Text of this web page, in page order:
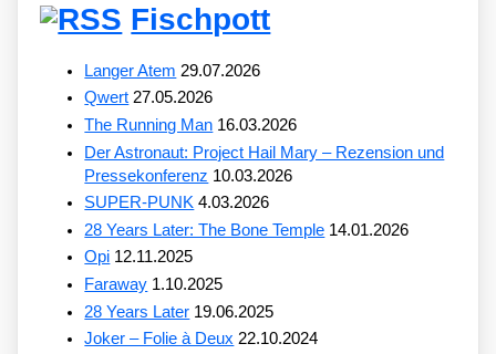
Fischpott
Langer Atem 29.07.2026
Qwert 27.05.2026
The Running Man 16.03.2026
Der Astronaut: Project Hail Mary – Rezension und
Pressekonferenz 10.03.2026
SUPER-PUNK 4.03.2026
28 Years Later: The Bone Temple 14.01.2026
Opi 12.11.2025
Faraway 1.10.2025
28 Years Later 19.06.2025
Joker – Folie à Deux 22.10.2024